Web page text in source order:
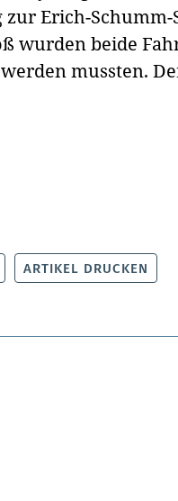
Erich-
wurden beide
mussten.
ARTIKEL DRUCKEN